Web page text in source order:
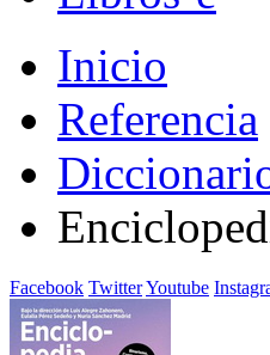
Inicio
Referencia
Facebook TwitterYoutube